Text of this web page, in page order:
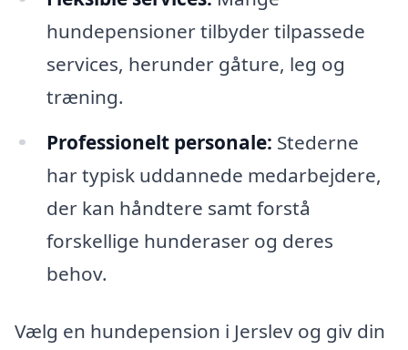
hundepensioner tilbyder tilpassede
services, herunder gåture, leg og
træning.
Professionelt personale: Stederne
har typisk uddannede medarbejdere,
der kan håndtere samt forstå
forskellige hunderaser og deres
behov.
Vælg en hundepension i Jerslev og giv din